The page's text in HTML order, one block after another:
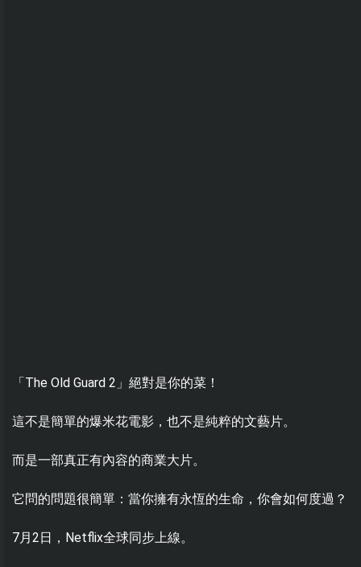
「The Old Guard 2」絕對是你的菜！
這不是簡單的爆米花電影，也不是純粹的文藝片。
而是一部真正有內容的商業大片。
它問的問題很簡單：當你擁有永恆的生命，你會如何度過？
7月2日，Netflix全球同步上線。